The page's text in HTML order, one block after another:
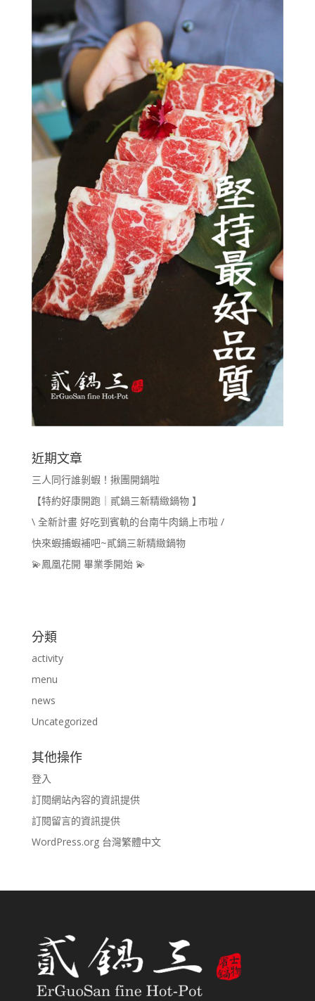
近期文章
三人同行誰剝蝦！揪團開鍋啦
【特約好康開跑｜貳鍋三新精緻鍋物 】
\ 全新計畫 好吃到賓軌的台南牛肉鍋上市啦 /
快來蝦捕蝦補吧~貳鍋三新精緻鍋物
💫鳳凰花開 畢業季開始 💫
分類
activity
menu
news
Uncategorized
其他操作
登入
訂閱網站內容的資訊提供
訂閱留言的資訊提供
WordPress.org 台灣繁體中文